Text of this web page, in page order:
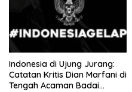
Indonesia di Ujung Jurang:
Catatan Kritis Dian Marfani di
Tengah Acaman Badai